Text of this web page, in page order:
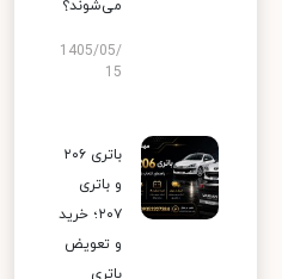
می‌شوند؟
1405/05/
15
باتری ۲۰۶
و باتری
۲۰۷؛ خرید
و تعویض
باتری